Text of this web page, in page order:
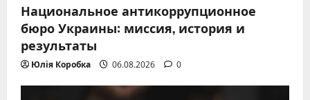
Национальное антикоррупционное
бюро Украины: миссия, история и
результаты
Юлія Коробка 06.08.2026 0